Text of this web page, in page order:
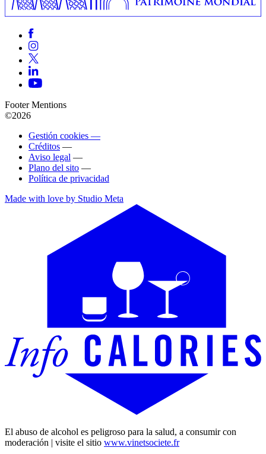
Footer Mentions
©2026
Gestión cookies —
Créditos —
Aviso legal —
Plano del sito —
Política de privacidad
Made with love by Studio Meta
El abuso de alcohol es peligroso para la salud, a consumir con
moderación | visite el sitio www.vinetsociete.fr